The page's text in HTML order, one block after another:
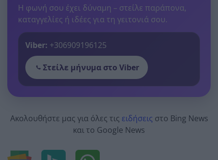
Η φωνή σου έχει δύναμη – στείλε παράπονα,
καταγγελίες ή ιδέες για τη γειτονιά σου.
Viber: +306909196125
Στείλε μήνυμα στο Viber
Ακολουθήστε μας για όλες τις ειδήσεις στο Bing News
και το Google News